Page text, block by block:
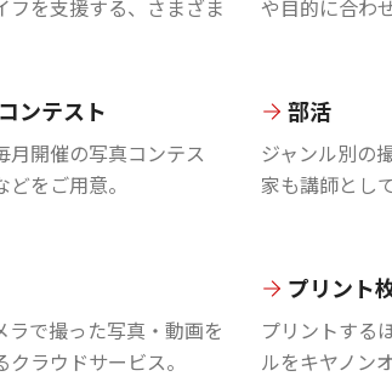
フを支援する、さまざま
や目的に合わ
ンテスト
月開催の写真コンテス
をご用意。
部活
ジャンル別の
家も講師とし
ラで撮った写真・動画を
ラウドサービス。
プリント
プリントする
ルをキヤノン